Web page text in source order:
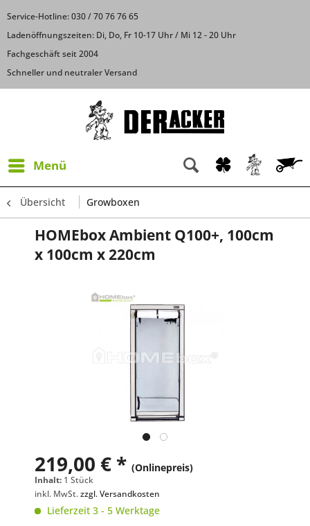
Service-Hotline: 030 / 70 76 76 65
Ladenöffnungszeiten: Di, Do, Fr 10-17 Uhr / Mi 12 - 20 Uhr
Fachgeschäft seit 2004
Schneller und neutraler Versand
Menü
Übersicht Growboxen
HOMEbox Ambient Q100+, 100cm
x 100cm x 220cm
219,00 € * (Onlinepreis)
Inhalt: 1 Stück
inkl. MwSt.zzgl. Versandkosten
Lieferzeit 3 - 5 Werktage